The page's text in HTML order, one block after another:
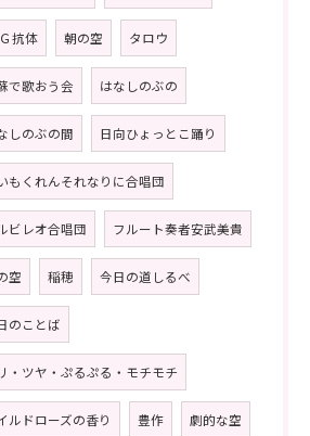
抗体 朝の空 タロウ
で歌おう会 はなしのぶの
しのぶの間 日向ひょっとこ踊り
もくれんそれなりに合唱団
ビレオ合唱団 フルート奏者安武美貴
空 稲穂 今日の道しるべ
のことば
・ツヤ・ぷるぷる・モチモチ
ルドローズの香り 豊作 劇的な空